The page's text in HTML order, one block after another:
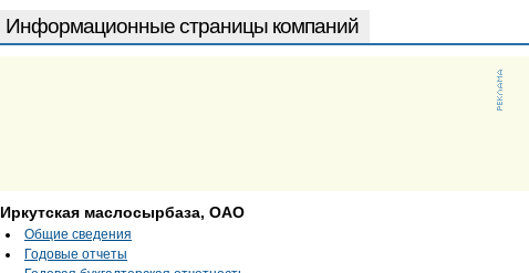
Информационные страницы компаний
Иркутская маслосырбаза, ОАО
Общие сведения
Годовые отчеты